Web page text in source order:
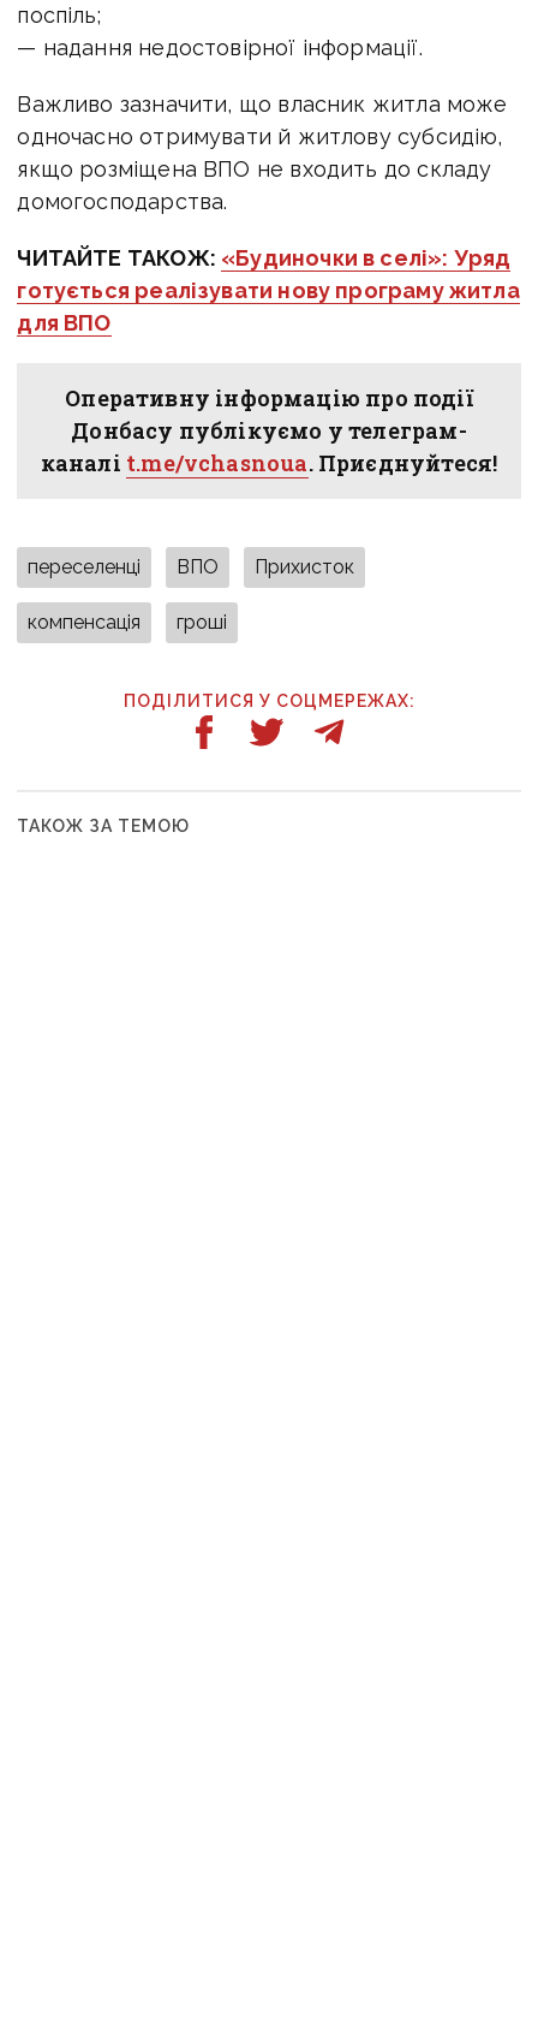
поспіль;
— надання недостовірної інформації.
Важливо зазначити, що власник житла може
одночасно отримувати й житлову субсидію,
якщо розміщена ВПО не входить до складу
домогосподарства.
ЧИТАЙТЕ ТАКОЖ: «Будиночки в селі»: Уряд
готується реалізувати нову програму житла
для ВПО
Оперативну інформацію про події
Донбасу публікуємо у телеграм-
каналі t.me/vchasnoua. Приєднуйтеся!
переселенці ВПО Прихисток
компенсація гроші
ПОДІЛИТИСЯ У СОЦМЕРЕЖАХ:
ТАКОЖ ЗА ТЕМОЮ